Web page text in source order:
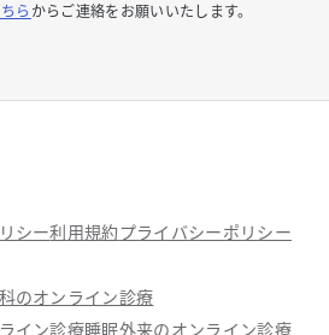
ら からご連絡をお願いいたします。
シー利用規約プライバシーポリシー
のオンライン診療
イン診療睡眠外来のオンライン診療